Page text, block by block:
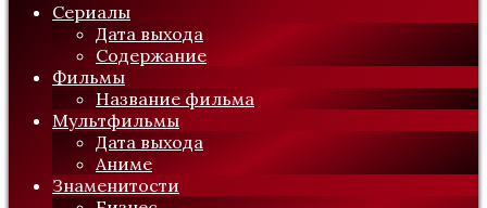
Сериалы
Дата выхода
Содержание
Фильмы
Название фильма
Мультфильмы
Дата выхода
Аниме
Знаменитости